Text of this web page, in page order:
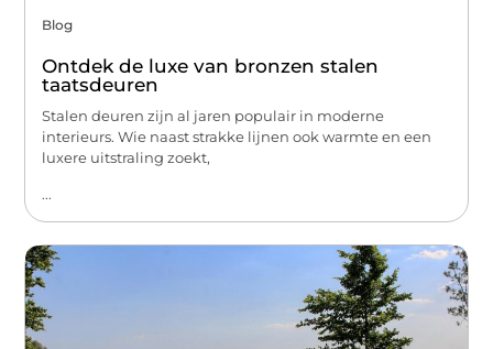
Blog
Ontdek de luxe van bronzen stalen
taatsdeuren
Stalen deuren zijn al jaren populair in moderne
interieurs. Wie naast strakke lijnen ook warmte en een
luxere uitstraling zoekt,
...